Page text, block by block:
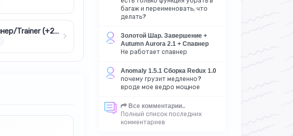
Читы для Elden Ring: Трейнер/Trainer (+29) v1.02
багаж и переименовать, что
делать?
Золотой Шар. Завершение +
Autumn Aurora 2.1 + Спавнер
Не работает спавнер
Anomaly 1.5.1 Сборка Redux 1.0
почему грузит медленно?
вроде мое ведро мощное
Все комментарии..
Полный список последних
комментариев